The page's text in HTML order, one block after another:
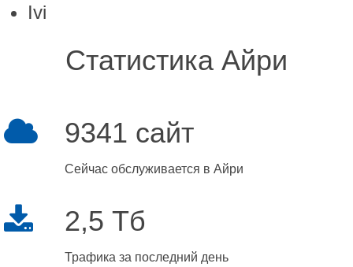
Ivi
Статистика Айри
9341 сайт
Сейчас обслуживается в Айри
2,5 Тб
Трафика за последний день